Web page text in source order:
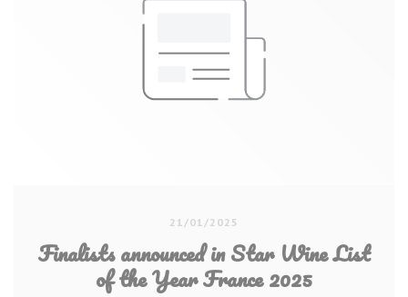
21/01/2025
Finalists announced in Star Wine List
of the Year France 2025